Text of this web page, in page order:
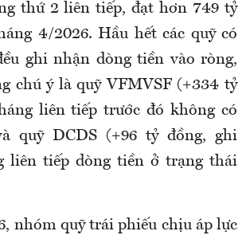
thứ 2 liên tiếp, đạt hơn 749 tỷ
4/2026. Hầu hết các quỹ có
ghi nhận dòng tiền vào ròng,
chú ý là quỹ VFMVSF (+334 tỷ
liên tiếp trước đó không có
quỹ DCDS (+96 tỷ đồng, ghi
liên tiếp dòng tiền ở trạng thái
nhóm quỹ trái phiếu chịu áp lực